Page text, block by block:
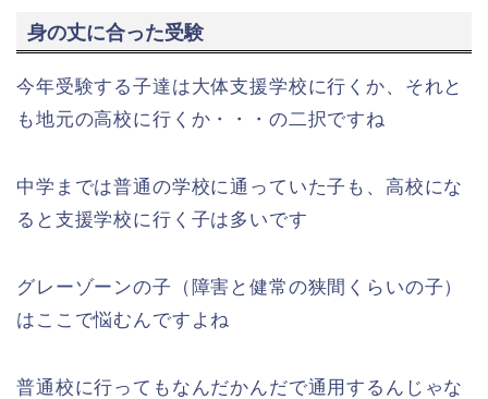
身の丈に合った受験
今年受験する子達は大体支援学校に行くか、それと
も地元の高校に行くか・・・の二択ですね
中学までは普通の学校に通っていた子も、高校にな
ると支援学校に行く子は多いです
グレーゾーンの子（障害と健常の狭間くらいの子）
はここで悩むんですよね
普通校に行ってもなんだかんだで通用するんじゃな